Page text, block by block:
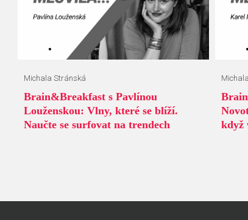
Michala Stránská
Brain&Breakfast s Pavlínou
Louženskou: Vlny, které se blíží.
Naučte se surfovat na trendech
když